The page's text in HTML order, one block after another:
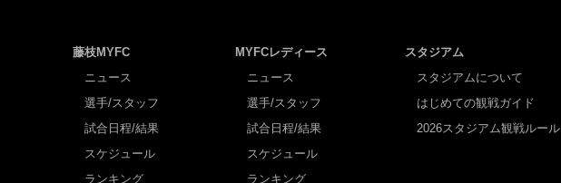
藤枝MYFC
ニュース
選手/スタッフ
試合日程/結果
スケジュール
ランキング
MYFCレディース
ニュース
選手/スタッフ
試合日程/結果
スケジュール
ランキング
スタジアム
スタジアムについて
はじめての観戦ガイド
2026スタジアム観戦ルール